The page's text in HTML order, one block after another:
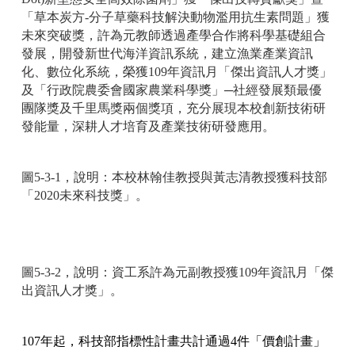
「草本炭方-分子草藥科技解決動物濫用抗生素問題」獲
未來突破獎，許為元教師透過產學合作將科學基礎組合
發展，開發新世代海洋資訊系統，建立漁業產業資訊
化、數位化系統，榮獲109年資訊月「傑出資訊人才獎」
及「行政院農委會國家農業科學獎」─社經發展類最優
團隊獎及千里馬獎兩個獎項，充分展現本校創新技術研
發能量，深耕人才培育及產業技術研發應用。
圖5-3-1，說明：本校林翰佳教授與黃志清教授獲科技部
「2020未來科技獎」。
圖5-3-2，說明：資工系許為元副教授獲109年資訊月「傑
出資訊人才獎」。
107年起，科技部指標性計畫共計通過4件「價創計畫」